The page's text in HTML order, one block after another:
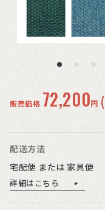
販売価格 72,200円 (
配送方法
宅配便 または 家具便
詳細はこちら